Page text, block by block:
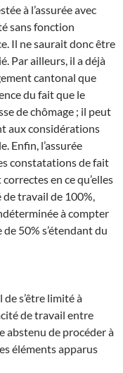
à l’assurée avec
sans fonction
Il ne saurait donc être
Par ailleurs, il a déjà
cantonal que
du fait que le
de chômage ; il peut
aux considérations
Enfin, l’assurée
constatations de fait
en ce qu’elles
travail de 100%,
à compter
50% s’étendant du
s’être limité à
de travail entre
abstenu de procéder à
éléments apparus